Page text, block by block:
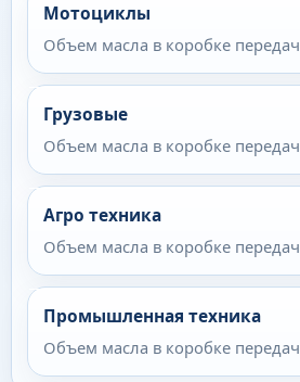
Мотоциклы
Объем масла в коробке передач
Грузовые
Объем масла в коробке передач
Агро техника
Объем масла в коробке передач
Промышленная техника
Объем масла в коробке передач